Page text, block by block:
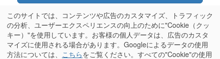
オンラインショップ
情報
このサイトでは、コンテンツや広告のカスタマイズ、トラフィック
の分析、ユーザーエクスペリエンスの向上のために"Cookie（クッ
キー）"を使用しています。お客様の個人データは、広告のカスタ
マイズに使用される場合があります。Googleによるデータの使用
方法については、 こちらをご覧ください。すべての"Cookie"の使用